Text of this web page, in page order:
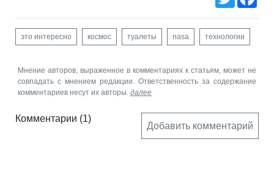
это интересно космос туалеты nasa технологии
Мнение авторов, выраженное в комментариях к статьям, может не
совпадать с мнением редакции. Ответственность за содержание
комментариев несут их авторы. далее
Комментарии (1)
Добавить комментарий